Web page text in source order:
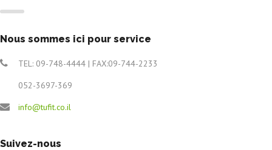
Nous sommes ici pour service
TEL: 09-748-4444 | FAX:09-744-2233
052-3697-369
info@tufit.co.il
Suivez-nous